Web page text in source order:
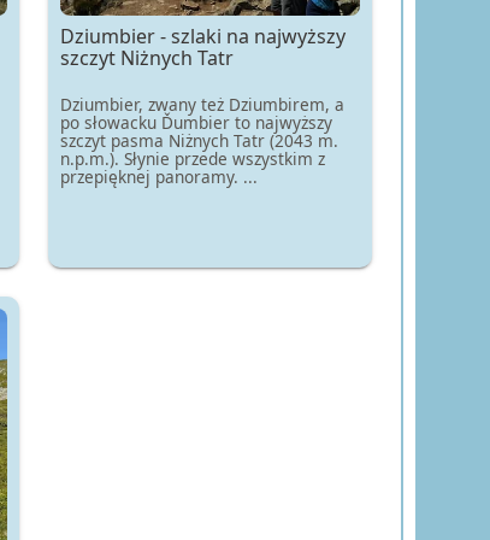
Dziumbier - szlaki na najwyższy
szczyt Niżnych Tatr
Dziumbier, zwany też Dziumbirem, a
po słowacku Ďumbier to najwyższy
szczyt pasma Niżnych Tatr (2043 m.
n.p.m.). Słynie przede wszystkim z
przepięknej panoramy. ...